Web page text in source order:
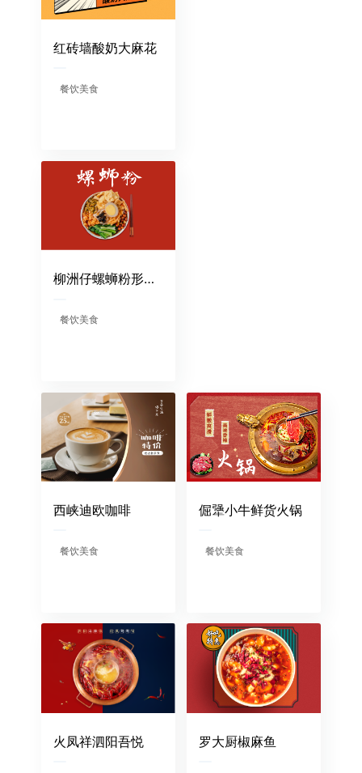
红砖墙酸奶大麻花
餐饮美食
柳洲仔螺蛳粉形象店
餐饮美食
西峡迪欧咖啡
餐饮美食
倔犟小牛鲜货火锅
餐饮美食
火凤祥泗阳吾悦 罗大厨椒麻鱼